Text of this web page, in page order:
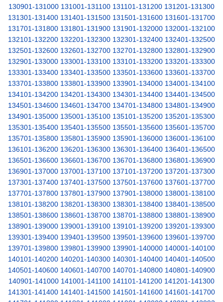
130901-131000 131001-131100 131101-131200 131201-131300
131301-131400 131401-131500 131501-131600 131601-131700
131701-131800 131801-131900 131901-132000 132001-132100
132101-132200 132201-132300 132301-132400 132401-132500
132501-132600 132601-132700 132701-132800 132801-132900
132901-133000 133001-133100 133101-133200 133201-133300
133301-133400 133401-133500 133501-133600 133601-133700
133701-133800 133801-133900 133901-134000 134001-134100
134101-134200 134201-134300 134301-134400 134401-134500
134501-134600 134601-134700 134701-134800 134801-134900
134901-135000 135001-135100 135101-135200 135201-135300
135301-135400 135401-135500 135501-135600 135601-135700
135701-135800 135801-135900 135901-136000 136001-136100
136101-136200 136201-136300 136301-136400 136401-136500
136501-136600 136601-136700 136701-136800 136801-136900
136901-137000 137001-137100 137101-137200 137201-137300
137301-137400 137401-137500 137501-137600 137601-137700
137701-137800 137801-137900 137901-138000 138001-138100
138101-138200 138201-138300 138301-138400 138401-138500
138501-138600 138601-138700 138701-138800 138801-138900
138901-139000 139001-139100 139101-139200 139201-139300
139301-139400 139401-139500 139501-139600 139601-139700
139701-139800 139801-139900 139901-140000 140001-140100
140101-140200 140201-140300 140301-140400 140401-140500
140501-140600 140601-140700 140701-140800 140801-140900
140901-141000 141001-141100 141101-141200 141201-141300
141301-141400 141401-141500 141501-141600 141601-141700